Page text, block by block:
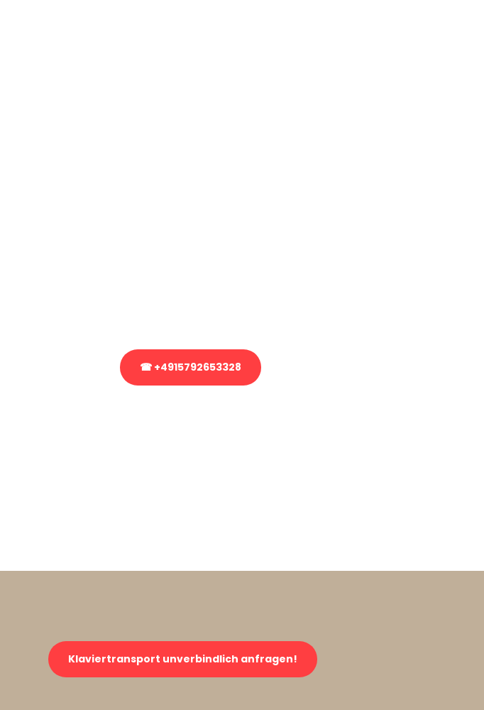
☎ +4915792653328
Klaviertransport unverbindlich anfragen!